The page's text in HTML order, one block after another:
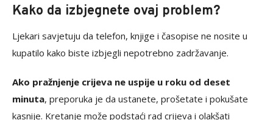
Kako da izbjegnete ovaj problem?
Ljekari savjetuju da telefon, knjige i časopise ne nosite u
kupatilo kako biste izbjegli nepotrebno zadržavanje.
Ako pražnjenje crijeva ne uspije u roku od deset
minuta, preporuka je da ustanete, prošetate i pokušate
kasnije. Kretanje može podstaći rad crijeva i olakšati